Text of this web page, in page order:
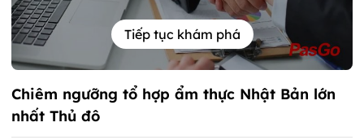
Tiếp tục khám phá
Chiêm ngưỡng tổ hợp ẩm thực Nhật Bản lớn
nhất Thủ đô